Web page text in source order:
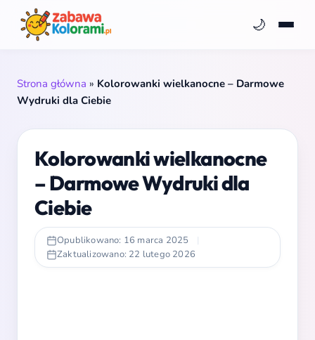
🌙
Strona główna » Kolorowanki wielkanocne – Darmowe
Wydruki dla Ciebie
Kolorowanki wielkanocne
– Darmowe Wydruki dla
Ciebie
Opublikowano: 16 marca 2025
|
Zaktualizowano: 22 lutego 2026